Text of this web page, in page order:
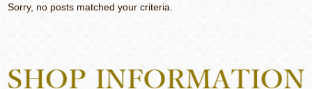
Sorry, no posts matched your criteria.